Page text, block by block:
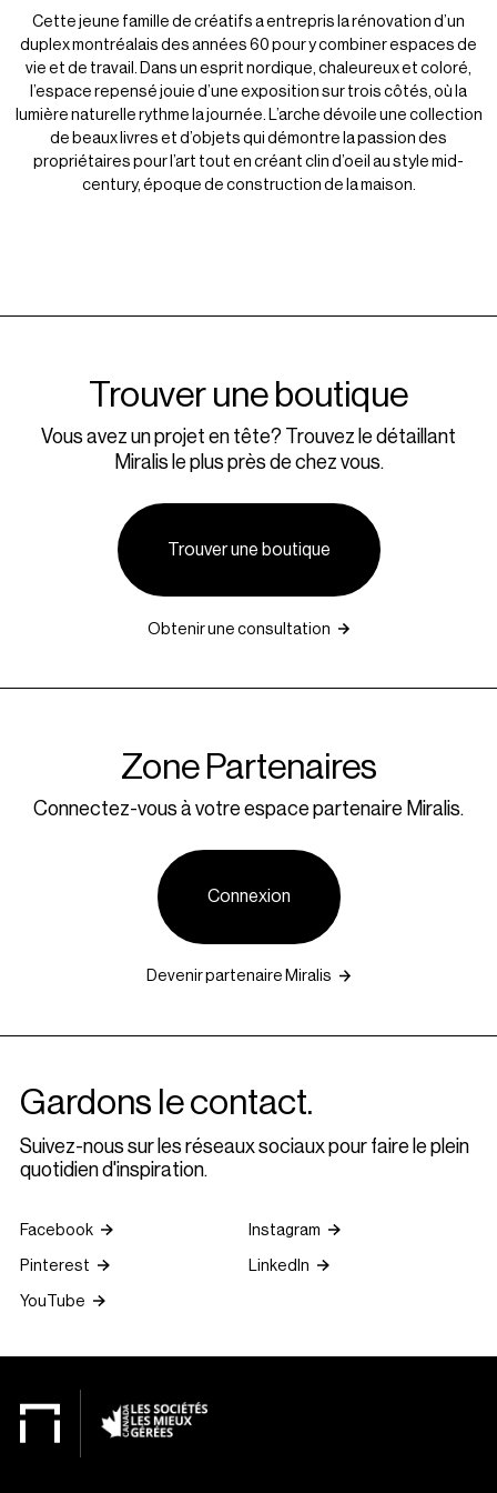
Cette jeune famille de créatifs a entrepris la rénovation d’un
duplex montréalais des années 60 pour y combiner espaces de
vie et de travail. Dans un esprit nordique, chaleureux et coloré,
l’espace repensé jouie d’une exposition sur trois côtés, où la
lumière naturelle rythme la journée. L’arche dévoile une collection
de beaux livres et d’objets qui démontre la passion des
propriétaires pour l’art tout en créant clin d’oeil au style mid-
century, époque de construction de la maison.
Trouver une boutique
Vous avez un projet en tête? Trouvez le détaillant
Miralis le plus près de chez vous.
Trouver une boutique
Obtenir une consultation
Zone Partenaires
Connectez-vous à votre espace partenaire Miralis.
Connexion
Devenir partenaire Miralis
Gardons le contact.
Suivez-nous sur les réseaux sociaux pour faire le plein
quotidien d'inspiration.
Facebook
Instagram
Pinterest
LinkedIn
YouTube